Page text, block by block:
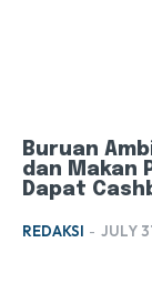
Buruan
dan Makan
Dapat
REDAKSI - JULY